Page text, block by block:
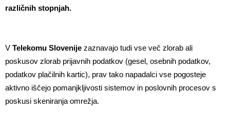
različnih stopnjah.
V Telekomu Slovenije zaznavajo tudi vse več zlorab ali
poskusov zlorab prijavnih podatkov (gesel, osebnih podatkov,
podatkov plačilnih kartic), prav tako napadalci vse pogosteje
aktivno iščejo pomanjkljivosti sistemov in poslovnih procesov s
poskusi skeniranja omrežja.